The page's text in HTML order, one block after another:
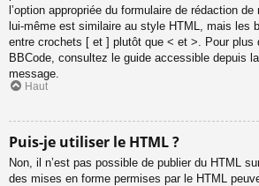
l’option appropriée du formulaire de rédaction
lui-même est similaire au style HTML, mais les
entre crochets [ et ] plutôt que < et >. Pour plus
BBCode, consultez le guide accessible depuis
message.
Haut
Puis-je utiliser le HTML ?
Non, il n’est pas possible de publier du HTML
des mises en forme permises par le HTML